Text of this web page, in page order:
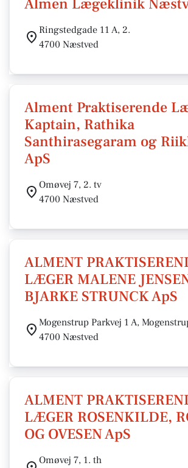
Almen Lægeklinik
Ringstedgade 11 A, 2.
4700 Næstved
Alment Praktiserende
Kaptain, Rathika
Santhirasegaram og
ApS
Omøvej 7, 2. tv
4700 Næstved
ALMENT
LÆGER MALENE
BJARKE STRUNCK ApS
Mogenstrup Parkvej 1 A,
4700 Næstved
ALMENT
LÆGER ROSENKILDE,
OG OVESEN ApS
Omøvej 7, 1. th